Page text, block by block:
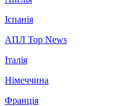
Іспанія
АПЛ Top News
Італія
Німеччина
Франція